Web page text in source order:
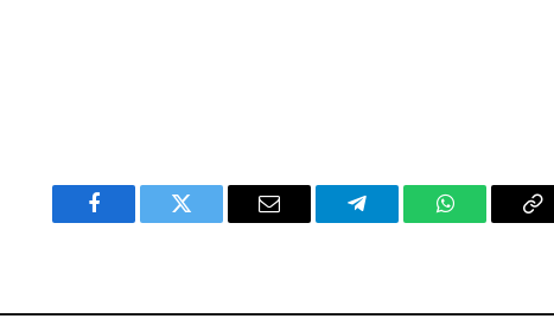
Facebook Twitter Email Telegram WhatsApp